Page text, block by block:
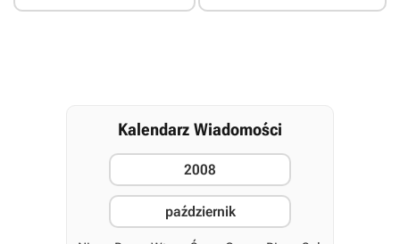
Kalendarz Wiadomości
2008
październik